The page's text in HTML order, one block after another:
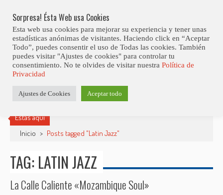
content
Club Contest.
Estás aquí
Inicio > Posts tagged "Latin Jazz"
TAG: LATIN JAZZ
La Calle Caliente «Mozambique Soul»
Sorpresa! Ésta Web usa Cookies
Esta web usa cookies para mejorar su experiencia y tener unas
estadísticas anónimas de visitantes. Haciendo click en “Aceptar
Todo”, puedes consentir el uso de Todas las cookies. También
puedes visitar "Ajustes de cookies" para controlar tu
consentimiento. No te olvides de visitar nuestra Política de
Privacidad
Ajustes de Cookies Aceptar todo